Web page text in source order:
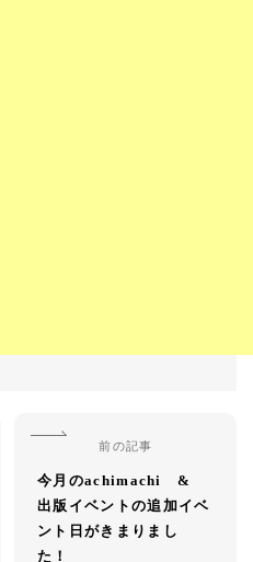
前の記事
今月のachimachi &
出版イベントの追加イベ
ント日がきまりまし
た！